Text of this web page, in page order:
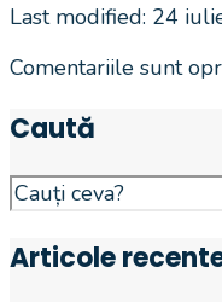
Last modified: 24
Comentariile sunt
Caută
Search
for:
Articole